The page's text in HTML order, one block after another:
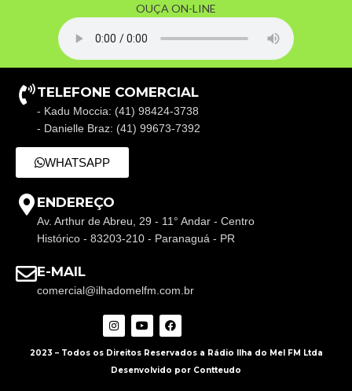
OUÇA ON-LINE
TELEFONE COMERCIAL
- Kadu Moccia: (41) 98424-3738
- Danielle Braz: (41) 99673-7392
WHATSAPP
ENDEREÇO
Av. Arthur de Abreu, 29 - 11° Andar - Centro
Histórico - 83203-210 - Paranaguá - PR
E-MAIL
comercial@ilhadomelfm.com.br
2023 – Todos os Direitos Reservados a Rádio Ilha do Mel FM Ltda
Desenvolvido por Contteudo